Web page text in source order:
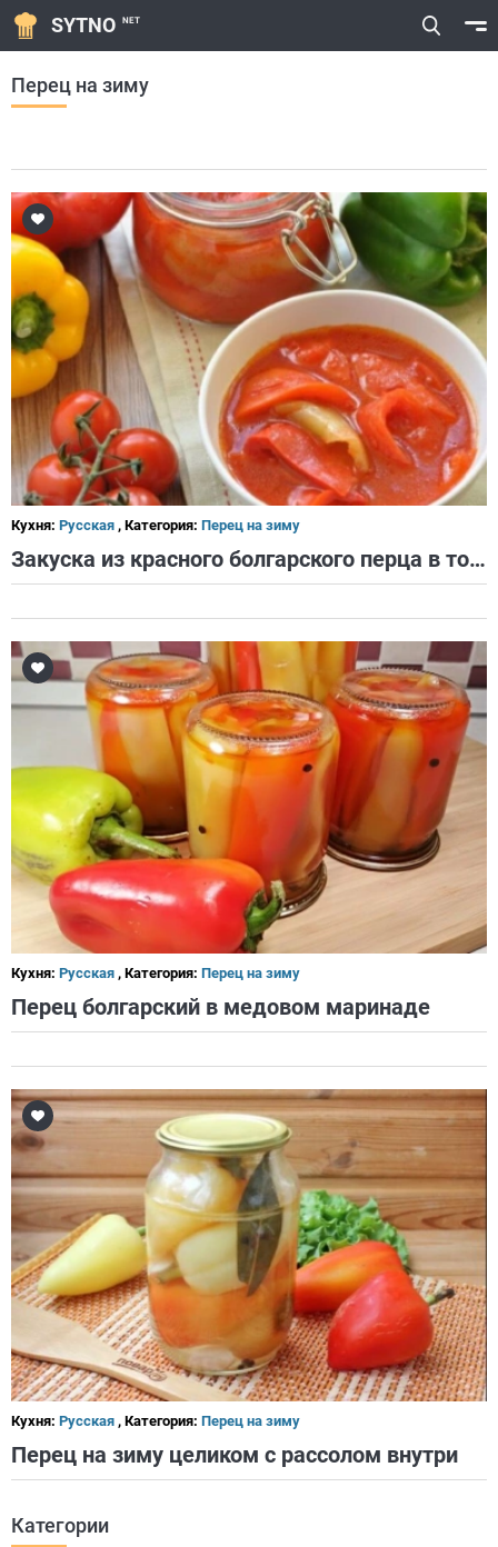
SYTNO NET
Перец на зиму
Кухня: Русская , Категория: Перец на зиму
Закуска из красного болгарского перца в томате
Кухня: Русская , Категория: Перец на зиму
Перец болгарский в медовом маринаде
Кухня: Русская , Категория: Перец на зиму
Перец на зиму целиком с рассолом внутри
Категории